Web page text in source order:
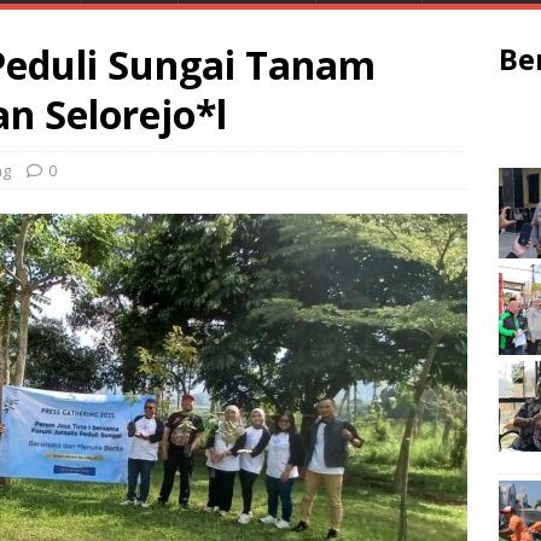
Sungai Tanam
Selorejo*l
0